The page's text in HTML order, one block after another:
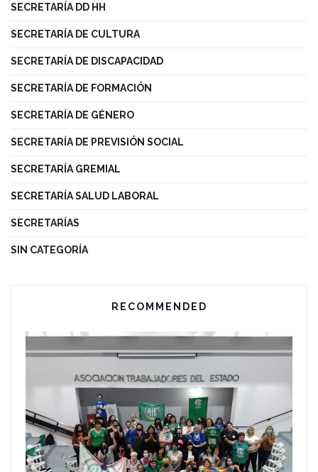
SECRETARÍA DD HH
SECRETARÍA DE CULTURA
SECRETARÍA DE DISCAPACIDAD
SECRETARÍA DE FORMACIÓN
SECRETARÍA DE GÉNERO
SECRETARÍA DE PREVISIÓN SOCIAL
SECRETARÍA GREMIAL
SECRETARÍA SALUD LABORAL
SECRETARÍAS
SIN CATEGORÍA
RECOMMENDED